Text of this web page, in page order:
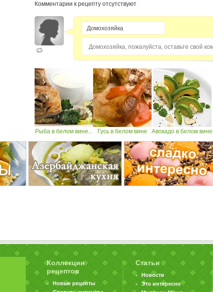
Комментарии к рецепту отсутствуют
Домохозяйка, пожалуйста, оставьте свой
Рыба в белом вине... Гусь в белом вине Авокадо в белом вине
Коллекции
рецептов
Новые рецепты
Статьи
Новости
Это интересно